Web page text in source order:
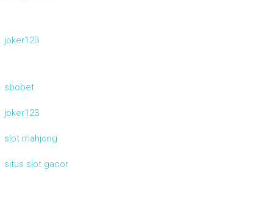
joker123
sbobet
joker123
slot mahjong
situs slot gacor